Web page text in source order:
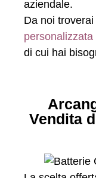
aziendale.
Da noi troverai
personalizzata
di cui hai
Vendita